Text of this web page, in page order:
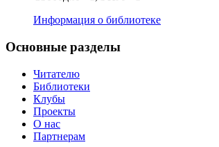
Информация о библиотеке
Основные разделы
Читателю
Библиотеки
Клубы
Проекты
О нас
Партнерам